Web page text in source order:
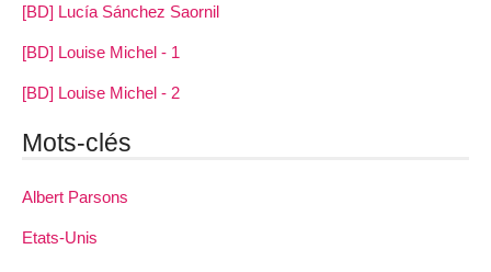
[BD] Lucía Sánchez Saornil
[BD] Louise Michel - 1
[BD] Louise Michel - 2
Mots-clés
Albert Parsons
Etats-Unis